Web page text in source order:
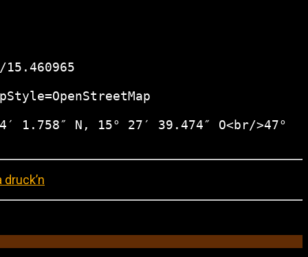
15.460965
1.758″ N, 15° 27′ 39.474″ O<br/>47°
druck’n